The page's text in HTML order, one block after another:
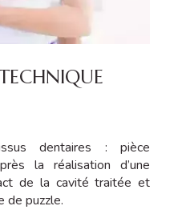
dentaires : pièce
la réalisation d’une
de la cavité traitée et
de puzzle.